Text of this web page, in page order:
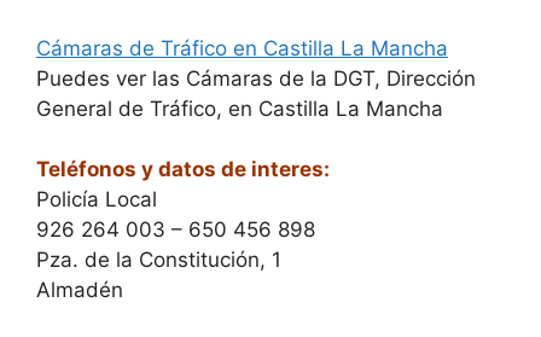
Cámaras de Tráfico en Castilla La Mancha
Puedes ver las Cámaras de la DGT, Dirección
General de Tráfico, en Castilla La Mancha
Teléfonos y datos de interes:
Policía Local
926 264 003 – 650 456 898
Pza. de la Constitución, 1
Almadén